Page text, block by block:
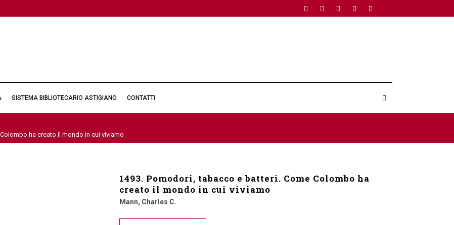
SISTEMA BIBLIOTECARIO ASTIGIANO CONTATTI
ha creato il mondo in cui viviamo
1493. Pomodori, tabacco e batteri. Come Colombo ha
creato il mondo in cui viviamo
Mann, Charles C.